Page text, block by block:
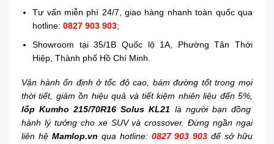
Tư vấn miễn phí 24/7, giao hàng nhanh toàn quốc qua
hotline:0827 903 903;
Showroom tại 35/1B Quốc lộ 1A, Phường Tân Thới
Hiệp, Thành phố Hồ Chí Minh.
Vận hành ổn định ở tốc độ cao, bám đường tốt trong mọi
thời tiết, giảm ồn hiệu quả và tiết kiệm nhiên liệu đến 5%,
lốp Kumho 215/70R16 Solus KL21 là người bạn đồng
hành lý tưởng cho xe SUV và crossover. Đừng ngần ngại
liên hệMamlop.vn qua hotline: 0827 903 903 để sở hữu